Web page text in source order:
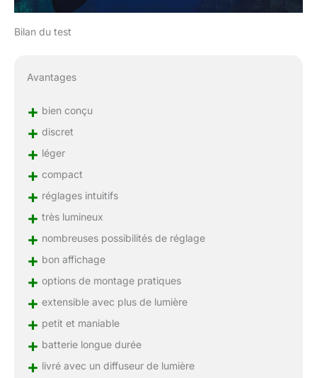
Bilan du test
Avantages
+ bien conçu
+ discret
+ léger
+ compact
+ réglages intuitifs
+ très lumineux
+ nombreuses possibilités de réglage
+ bon affichage
+ options de montage pratiques
+ extensible avec plus de lumière
+ petit et maniable
+ batterie longue durée
+ livré avec un diffuseur de lumière